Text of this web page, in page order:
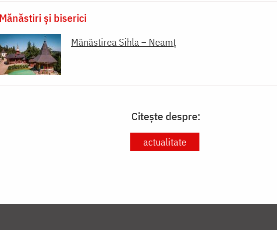
Mănăstiri și biserici
Mănăstirea Sihla – Neamț
Citește despre:
actualitate